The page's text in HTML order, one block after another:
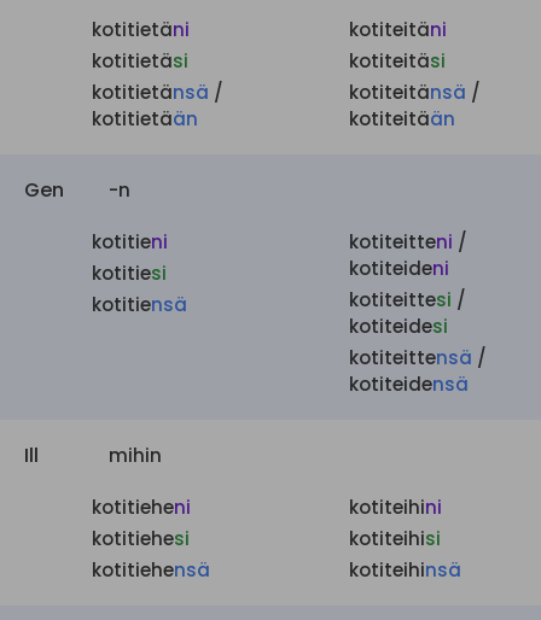
kotitietäni
kotitietäsi
kotitietänsä /
kotitietään
kotiteitäni
kotiteitäsi
kotiteitänsä /
kotiteitään
Gen -n
kotitieni
kotitiesi
kotitiensä
kotiteitteni /
kotiteideni
kotiteittesi /
kotiteidesi
kotiteittensä /
kotiteidensä
Ill mihin
kotitieheni
kotitiehesi
kotitiehensä
kotiteihini
kotiteihisi
kotiteihinsä